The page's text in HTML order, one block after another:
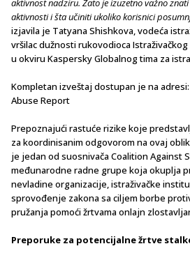
aktivnost nadziru. Zato je izuzetno važno
aktivnosti i šta učiniti ukoliko korisnici
izjavila je Tatyana Shishkova, vodeća
vršilac dužnosti rukovodioca
u okviru Kaspersky Globalnog tima za
Kompletan izveštaj dostupan je na
Abuse Report
Prepoznajući rastuće rizike koje
za koordinisanim odgovorom na ovaj
je jedan od suosnivača Coalition Against
međunarodne radne grupe koja okuplja
nevladine organizacije, istraživačke
sprovođenje zakona sa ciljem borbe
pružanja pomoći žrtvama onlajn
Preporuke za potencijalne žrtve